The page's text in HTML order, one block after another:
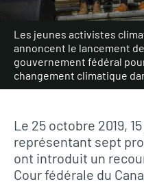
Les jeunes activistes
annoncent le lancement
gouvernement fédéral
changement climatique
Le 25 octobre 2019,
représentant sept
ont introduit un
Cour fédérale du